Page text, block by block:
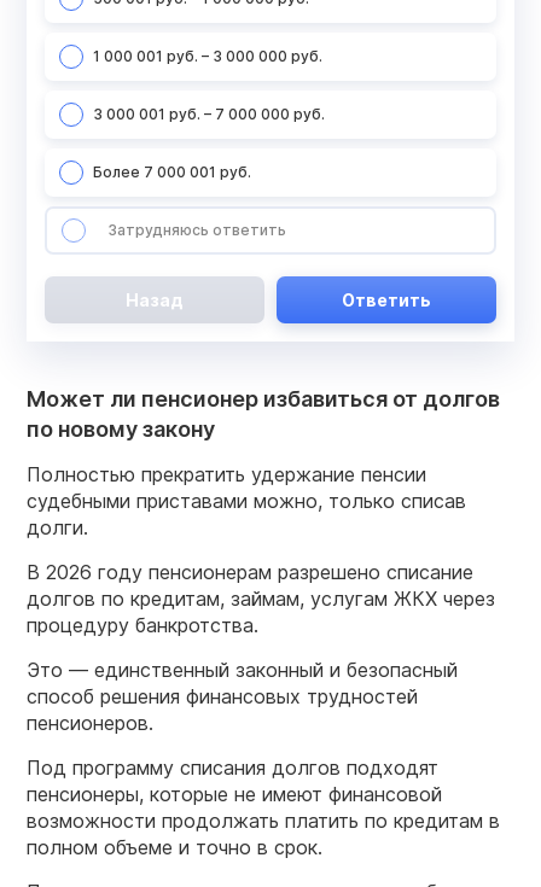
1 000 001 руб. – 3 000 000 руб.
3 000 001 руб. – 7 000 000 руб.
Более 7 000 001 руб.
Затрудняюсь ответить
Назад Ответить
Может ли пенсионер избавиться от долгов
по новому закону
Полностью прекратить удержание пенсии
судебными приставами можно, только списав
долги.
В 2026 году пенсионерам разрешено списание
долгов по кредитам, займам, услугам ЖКХ через
процедуру банкротства.
Это — единственный законный и безопасный
способ решения финансовых трудностей
пенсионеров.
Под программу списания долгов подходят
пенсионеры, которые не имеют финансовой
возможности продолжать платить по кредитам в
полном объеме и точно в срок.